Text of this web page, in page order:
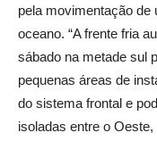
pela movimentação de
oceano. “A frente fria
sábado na metade sul
pequenas áreas de
do sistema frontal e
isoladas entre o